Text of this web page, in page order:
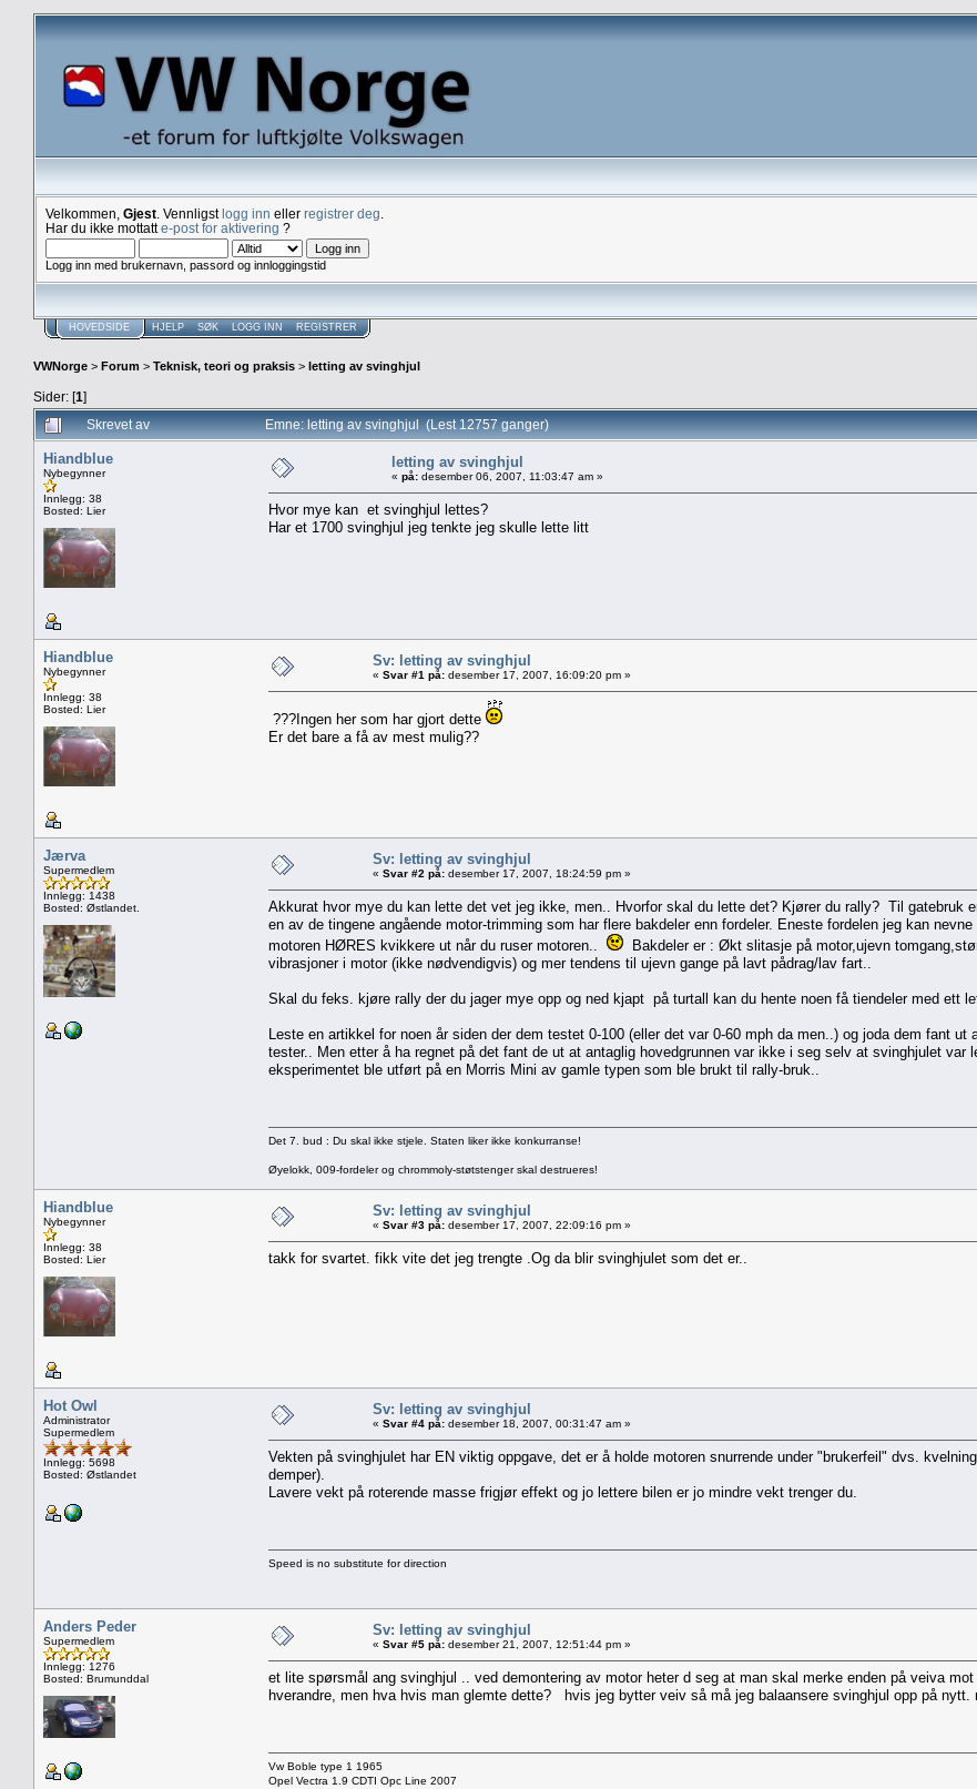
Velkommen, Gjest . Vennligstlogg inn eller registrer deg
Har du ikke mottatte-post for aktivering ?
Logg inn med brukernavn, passord og innloggingstid
HOVEDSIDE HJELP SØK LOGG INN REGISTRER
VWNorge > Forum > Teknisk, teori og praksis > letting av svinghjul
Sider: [1]
Skrevet av Emne: letting av svinghjul (Lest 12757 ganger)
Hiandblue
Nybegynner
Innlegg: 38
Bosted: Lier
letting av svinghjul
« på: desember 06, 2007, 11:03:47 am »
Hvor mye kan et svinghjul lettes?
Har et 1700 svinghjul jeg tenkte jeg skulle lette litt
Hiandblue
Nybegynner
Innlegg: 38
Bosted: Lier
Sv: letting av svinghjul
« Svar #1 på: desember 17, 2007, 16:09:20 pm »
???Ingen her som har gjort dette
Er det bare a få av mest mulig??
Jærva
Supermedlem
Innlegg: 1438
Bosted: Østlandet.
Sv: letting av svinghjul
« Svar #2 på: desember 17, 2007, 18:24:59 pm »
Akkurat hvor mye du kan lette det vet jeg ikke, men.. Hvorfor skal du lette det? Kjører du rally? Til gatebruk
en av de tingene angående motor-trimming som har flere bakdeler enn fordeler. Eneste fordelen jeg kan
motoren HØRES kvikkere ut når du ruser motoren..
Bakdeler er : Økt slitasje på motor,ujevn
vibrasjoner i motor (ikke nødvendigvis) og mer tendens til ujevn gange på lavt pådrag/lav fart..
Skal du feks. kjøre rally der du jager mye opp og ned kjapt på turtall kan du hente noen få tiendeler med ett
Leste en artikkel for noen år siden der dem testet 0-100 (eller det var 0-60 mph da men..) og joda dem fant
tester.. Men etter å ha regnet på det fant de ut at antaglig hovedgrunnen var ikke i seg selv at svinghjulet
eksperimentet ble utført på en Morris Mini av gamle typen som ble brukt til rally-bruk..
Det 7. bud : Du skal ikke stjele. Staten liker ikke konkurranse!
Øyelokk, 009-fordeler og chrommoly-støtstenger skal destrueres!
Hiandblue
Nybegynner
Innlegg: 38
Bosted: Lier
Sv: letting av svinghjul
« Svar #3 på: desember 17, 2007, 22:09:16 pm »
takk for svartet. fikk vite det jeg trengte .Og da blir svinghjulet som det er..
Hot Owl
Administrator
Supermedlem
Innlegg: 5698
Bosted: Østlandet
Sv: letting av svinghjul
« Svar #4 på: desember 18, 2007, 00:31:47 am »
Vekten på svinghjulet har EN viktig oppgave, det er å holde motoren snurrende under "brukerfeil" dvs.
demper).
Lavere vekt på roterende masse frigjør effekt og jo lettere bilen er jo mindre vekt trenger du.
Speed is no substitute for direction
Anders Peder
Supermedlem
Innlegg: 1276
Bosted: Brumunddal
Sv: letting av svinghjul
« Svar #5 på: desember 21, 2007, 12:51:44 pm »
et lite spørsmål ang svinghjul .. ved demontering av motor heter d seg at man skal merke enden på veiva
hverandre, men hva hvis man glemte dette? hvis jeg bytter veiv så må jeg balaansere svinghjul opp på nytt.
Vw Boble type 1 1965
Opel Vectra 1.9 CDTI Opc Line 2007